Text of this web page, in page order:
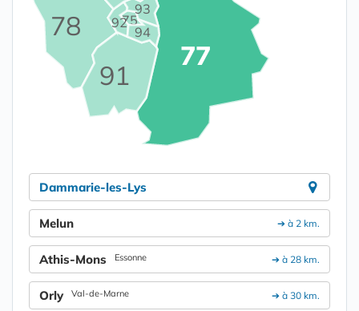
75
77
78
91
92
93
94
Dammarie-les-Lys
➔ à 2 km.
Melun
➔ à 28 km.
Athis-Mons Essonne
➔ à 30 km.
Orly Val-de-Marne